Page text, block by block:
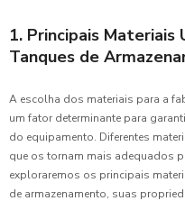
1. Principais Materiais
Tanques de
A escolha dos materiais para a
um fator determinante para
do equipamento. Diferentes
que os tornam mais adequados
exploraremos os principais
de armazenamento, suas